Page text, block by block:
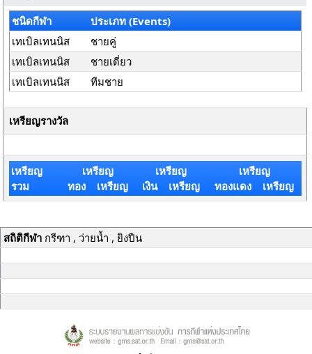
ชนิดกีฬา
ประเภท (Events)
เทเบิลเทนนิส
ชายคู่
เทเบิลเทนนิส
ชายเดี่ยว
เทเบิลเทนนิส
ทีมชาย
เหรียญรางวัล
เหรียญ
รวม
เหรียญ
ทอง เหรียญ
เหรียญ
เงิน เหรียญ
เหรียญ
ทองแดง เหรียญ
สถิติกีฬากรีฑา , ว่ายน้ำ , ยิงปืน